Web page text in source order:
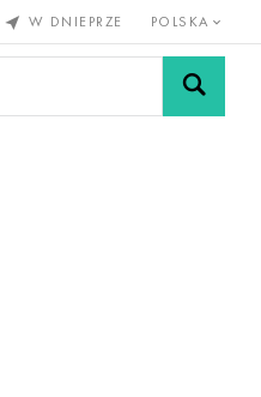
W DNIEPRZE POLSKA
Siatki i